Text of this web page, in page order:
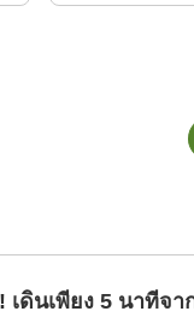
เดินเพียง 5 นาทีจ